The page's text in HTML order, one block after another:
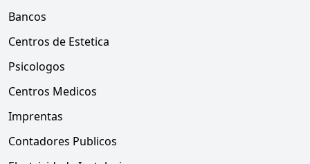
Bancos
Centros de Estetica
Psicologos
Centros Medicos
Imprentas
Contadores Publicos